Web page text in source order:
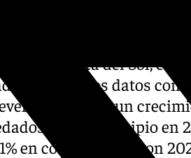
año al alza en
esta semana a la
Costa del Sol,
alemán. Los datos con
de nuevo un
en el municipio en
en comparación con